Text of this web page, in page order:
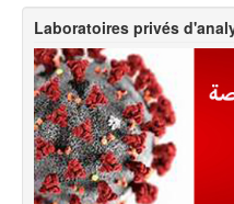
Laboratoires privés